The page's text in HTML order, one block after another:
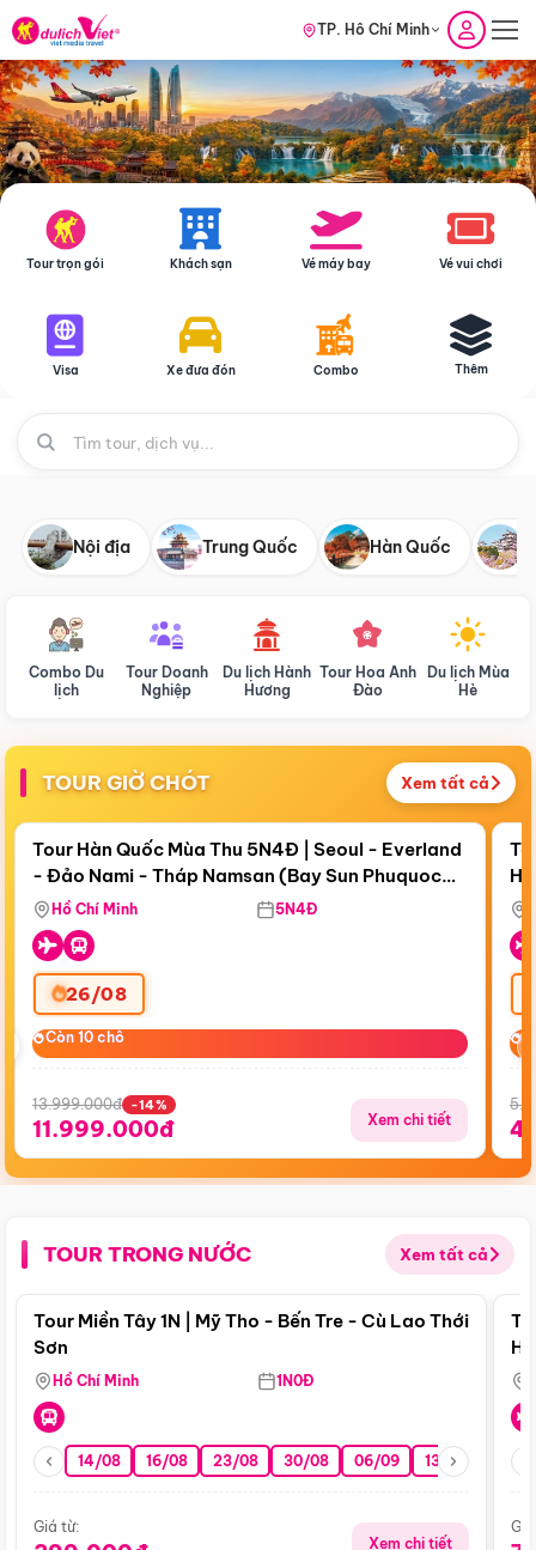
TP. Hồ Chí Minh
Tour trọn gói Khách sạn Vé máy bay Vé vui chơi
Visa Xe đưa đón Combo Thêm
Nội địa Trung Quốc Hàn Quốc
Combo Du
lịch
Tour Doanh
Nghiệp
Du lịch Hành
Hương
Tour Hoa Anh
Đào
Du lịch Mùa
Hè
TOUR GIỜ CHÓT Xem tất cả
Còn17 ngày 22:27:38
Bay Sun Phuquoc Airways
Điểm nổi bật
Tour Hàn Quốc Mùa Thu 5N4Đ | Seoul - Everland
- Đảo Nami - Tháp Namsan (Bay Sun Phuquoc
Airways)
Hồ Chí Minh 5N4Đ
26/08
Còn 10 chỗ
Còn 10 chỗ
13.999.000đ -14%
11.999.000đ Xem chi tiết
TOUR TRONG NƯỚC Xem tất cả
Điểm nổi bật
Tour Miền Tây 1N | Mỹ Tho - Bến Tre - Cù Lao Thới
Sơn
Hồ Chí Minh 1N0Đ
14/08 16/08 23/08 30/08 06/09 13/09 20/09
Giá từ:
Xem chi tiết